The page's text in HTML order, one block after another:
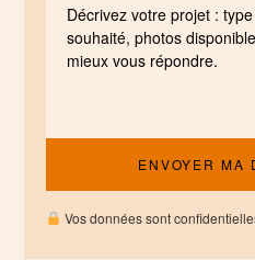
Vos données sont